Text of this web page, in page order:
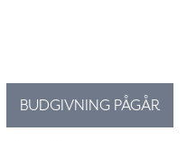
BUDGIVNING PÅGÅR